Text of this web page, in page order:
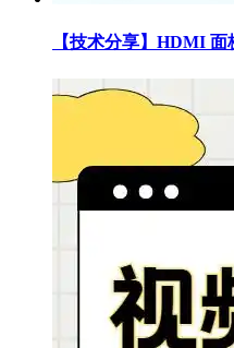
【技术分享】HDMI